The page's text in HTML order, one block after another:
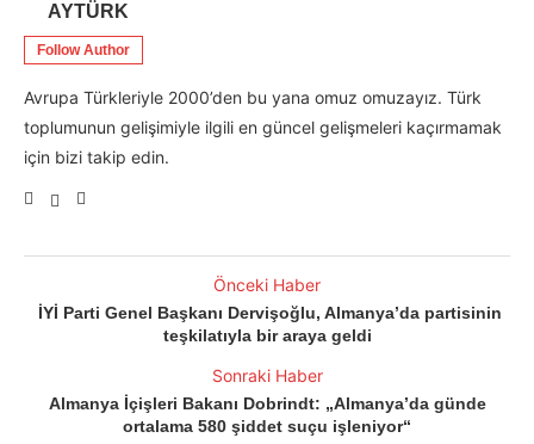
AYTÜRK
Follow Author
Avrupa Türkleriyle 2000’den bu yana omuz omuzayız. Türk
toplumunun gelişimiyle ilgili en güncel gelişmeleri kaçırmamak
için bizi takip edin.
Önceki Haber
İYİ Parti Genel Başkanı Dervişoğlu, Almanya’da partisinin
teşkilatıyla bir araya geldi
Sonraki Haber
Almanya İçişleri Bakanı Dobrindt: „Almanya’da günde
ortalama 580 şiddet suçu işleniyor“